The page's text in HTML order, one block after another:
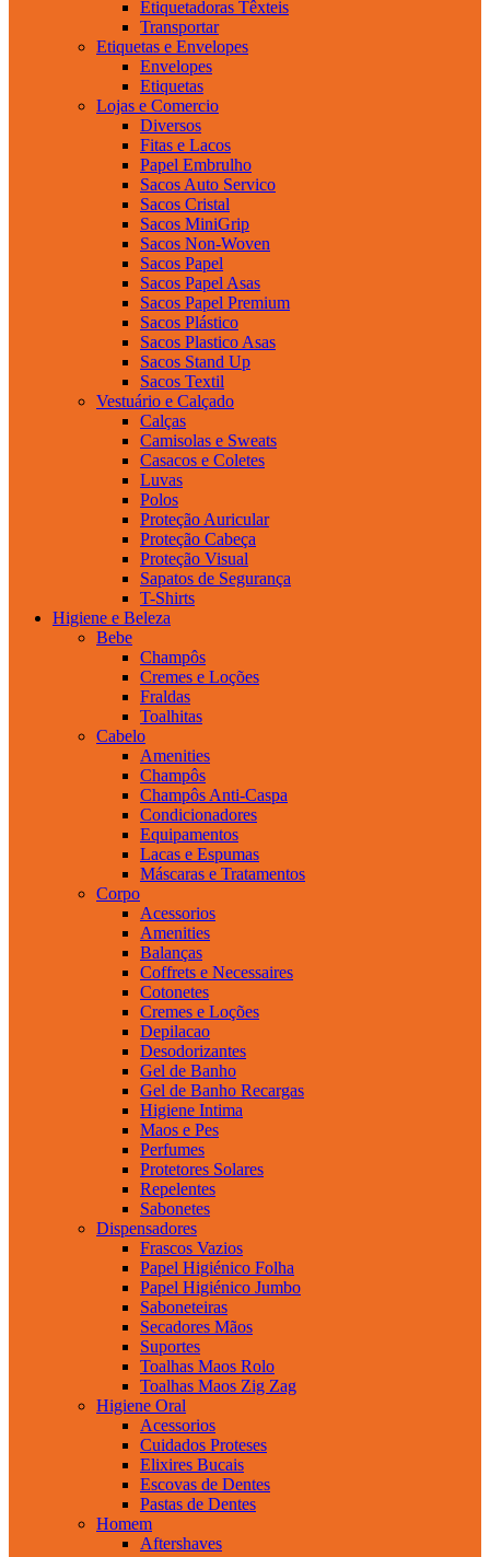
Etiquetadoras Têxteis
Transportar
Etiquetas e Envelopes
Envelopes
Etiquetas
Lojas e Comercio
Diversos
Fitas e Lacos
Papel Embrulho
Sacos Auto Servico
Sacos Cristal
Sacos MiniGrip
Sacos Non-Woven
Sacos Papel
Sacos Papel Asas
Sacos Papel Premium
Sacos Plástico
Sacos Plastico Asas
Sacos Stand Up
Sacos Textil
Vestuário e Calçado
Calças
Camisolas e Sweats
Casacos e Coletes
Luvas
Polos
Proteção Auricular
Proteção Cabeça
Proteção Visual
Sapatos de Segurança
T-Shirts
Higiene e Beleza
Bebe
Champôs
Cremes e Loções
Fraldas
Toalhitas
Cabelo
Amenities
Champôs
Champôs Anti-Caspa
Condicionadores
Equipamentos
Lacas e Espumas
Máscaras e Tratamentos
Corpo
Acessorios
Amenities
Balanças
Coffrets e Necessaires
Cotonetes
Cremes e Loções
Depilacao
Desodorizantes
Gel de Banho
Gel de Banho Recargas
Higiene Intima
Maos e Pes
Perfumes
Protetores Solares
Repelentes
Sabonetes
Dispensadores
Frascos Vazios
Papel Higiénico Folha
Papel Higiénico Jumbo
Saboneteiras
Secadores Mãos
Suportes
Toalhas Maos Rolo
Toalhas Maos Zig Zag
Higiene Oral
Acessorios
Cuidados Proteses
Elixires Bucais
Escovas de Dentes
Pastas de Dentes
Homem
Aftershaves